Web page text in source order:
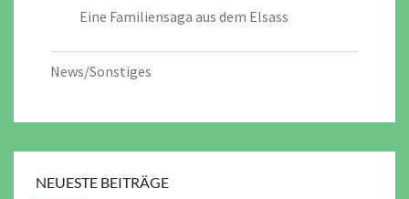
Eine Familiensaga aus dem Elsass
News/Sonstiges
NEUESTE BEITRÄGE